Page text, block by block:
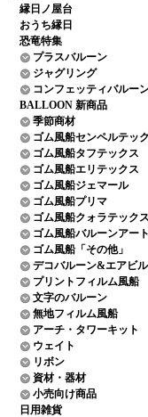
縁日ノ屋台
おうち縁日
恐竜特集
プラスバルーン
ジャグリング
コンフェッティバルー
BALLOON 新商品
季節商材
ゴム風船センペルテッ
ゴム風船タフテックス
ゴム風船エリテックス
ゴム風船ジェマール
ゴム風船プリマ
ゴム風船クォラテックス
ゴム風船バルーンアー
ゴム風船「その他」
デコバルーン&エアビ
プリントフィルム風船
文字のバルーン
無地フィルム風船
アーチ・タワーキット
ウェイト
リボン
資材・器材
小売向け商品
日用雑貨